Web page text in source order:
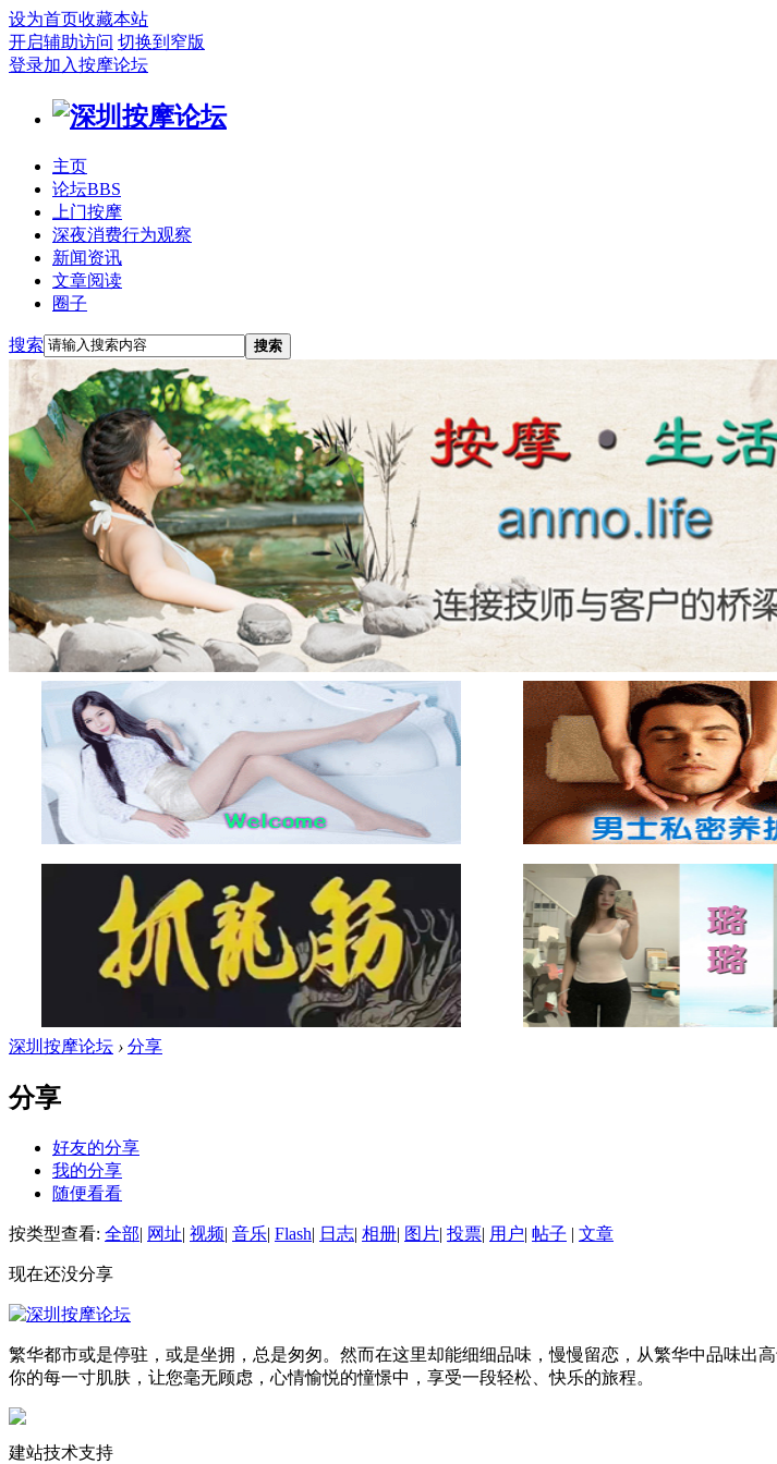
设为首页收藏本站
开启辅助访问 切换到窄版
登录加入按摩论坛
主页
论坛BBS
上门按摩
深夜消费行为观察
新闻资讯
文章阅读
圈子
搜索 搜索
深圳按摩论坛 › 分享
分享
好友的分享
我的分享
随便看看
按类型查看: 全部| 网址| 视频| 音乐| Flash| 日志| 相册| 图片| 投票| 用户| 帖子 | 文章
现在还没分享
繁华都市或是停驻，或是坐拥，总是匆匆。然而在这里却能细细品味，慢慢留恋，从繁华中品味
你的每一寸肌肤，让您毫无顾虑，心情愉悦的憧憬中，享受一段轻松、快乐的旅程。
建站技术支持